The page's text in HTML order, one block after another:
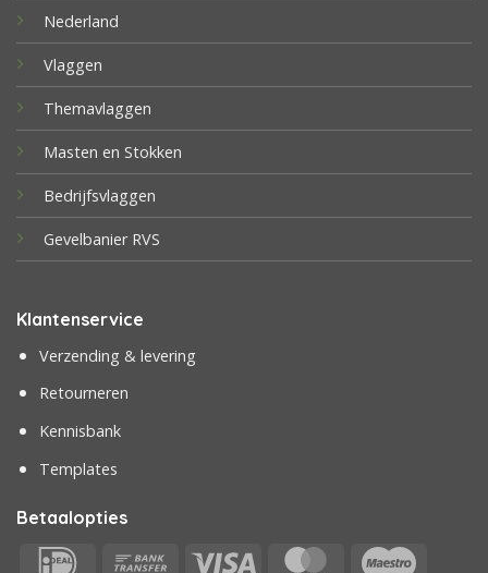
Nederland
Vlaggen
Themavlaggen
Masten en Stokken
Bedrijfsvlaggen
Gevelbanier RVS
Klantenservice
Verzending & levering
Retourneren
Kennisbank
Templates
Betaalopties
IDeal
Bank
Visa MasterCard